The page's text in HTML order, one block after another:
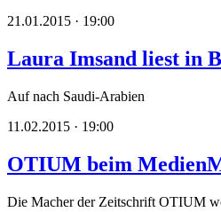
21.01.2015 · 19:00
Laura Imsand liest in
Auf nach Saudi-Arabien
11.02.2015 · 19:00
OTIUM beim
Die Macher der Zeitschrift OTIUM